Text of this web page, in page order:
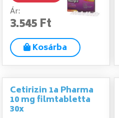
Ár:
3.545 Ft
Kosárba
Cetirizin 1a Pharma
10 mg filmtabletta
30x